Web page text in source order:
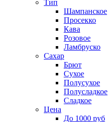
Тип
Шампанское
Просекко
Кава
Розовое
Ламбруско
Сахар
Брют
Сухое
Полусухое
Полусладкое
Сладкое
Цена
До 1000 руб